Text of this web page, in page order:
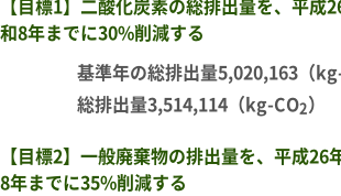
【目標1】二酸化炭素の総排出量を、平成
和8年までに30%削減する
基準年の総排出量5,020,163（
総排出量3,514,114（kg-CO2）
【目標2】一般廃棄物の排出量を、平成26
8年までに35%削減する